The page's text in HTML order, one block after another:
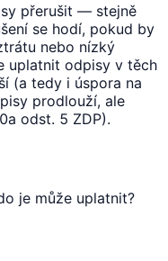
přerušit — stejně
se hodí, pokud by
nebo nízký
uplatnit odpisy v těch
(a tedy i úspora na
prodlouží, ale
odst. 5 ZDP).
je může uplatnit?